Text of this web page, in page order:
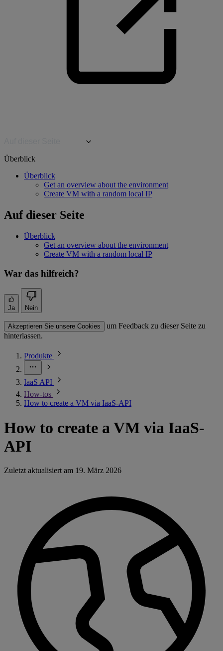
Überblick
Überblick
Get an overview about the environment
Create VM with a random local IP
Auf dieser Seite
Überblick
Get an overview about the environment
Create VM with a random local IP
War das hilfreich?
Ja Nein
Akzeptieren Sie unsere Cookies
um Feedback zu dieser Seite zu
hinterlassen.
Produkte
IaaS API
How-tos
How to create a VM via IaaS-API
How to create a VM via IaaS-
API
Zuletzt aktualisiert am 19. März 2026